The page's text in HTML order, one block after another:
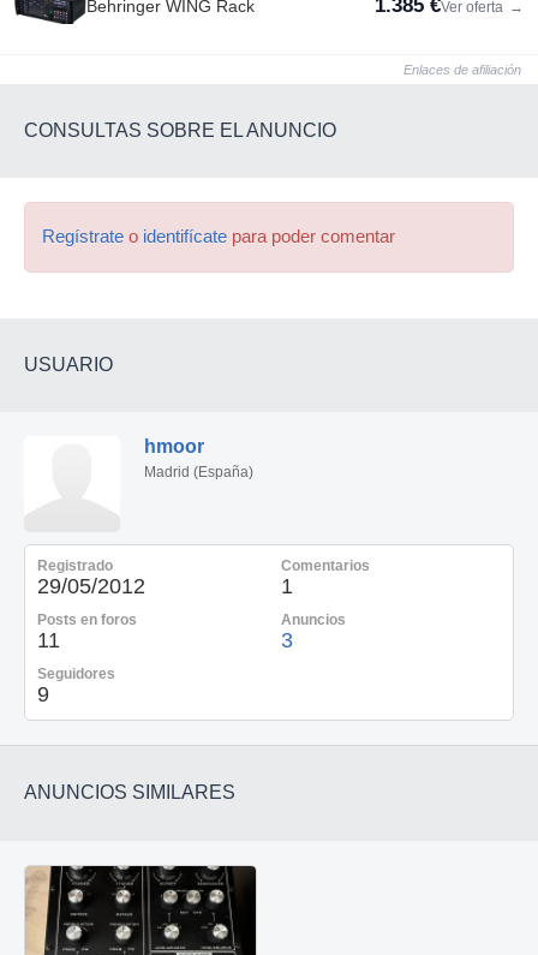
Behringer WING Rack 1.385 €Ver oferta →
Enlaces de afiliación
CONSULTAS SOBRE EL ANUNCIO
Regístrate o identifícate para poder comentar
USUARIO
hmoor
Madrid (España)
Registrado
29/05/2012
Comentarios
1
Posts en foros
11
Anuncios
3
Seguidores
9
ANUNCIOS SIMILARES